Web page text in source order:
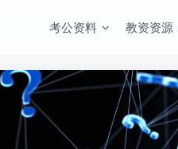
考公资料 教资资源